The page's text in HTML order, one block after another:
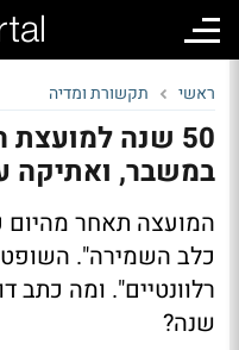
ראשי תקשורת ומדיה
50 שנה
במשבר, ואתיקה
המועצה תאחר מהיום
כלב השמירה". השופטת
שנה?